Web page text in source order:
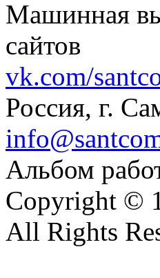
Машинная
сайтов
vk.com/
Россия, г.
Альбом
Copyright ©
All Rights